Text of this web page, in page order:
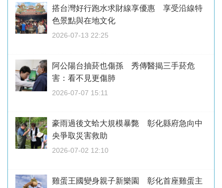
搭台灣好行跑水求財線享優惠 享受沿線特
色景點與在地文化
2026-07-13 22:25
阿公陽台抽菸也傷孫 秀傳醫揭三手菸危
害：看不見更傷肺
2026-07-07 15:11
豪雨過後文蛤大規模暴斃 彰化縣府急向中
央爭取災害救助
2026-07-02 12:10
雞蛋王國變身親子新樂園 彰化首座雞蛋主